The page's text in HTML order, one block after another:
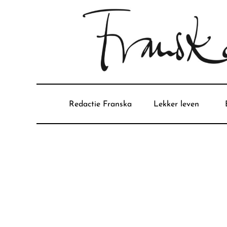
Redactie Franska Lekker leven